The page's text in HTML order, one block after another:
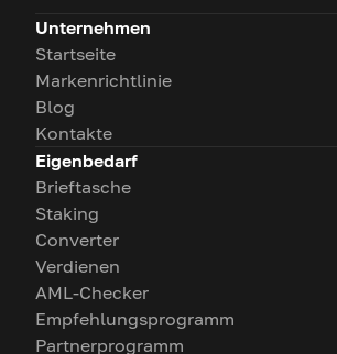
Unternehmen
Startseite
Markenrichtlinie
Blog
Kontakte
Eigenbedarf
Brieftasche
Staking
Converter
Verdienen
AML-Checker
Empfehlungsprogramm
Partnerprogramm